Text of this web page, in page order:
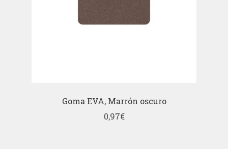
Goma EVA, Marrón oscuro
0,97€